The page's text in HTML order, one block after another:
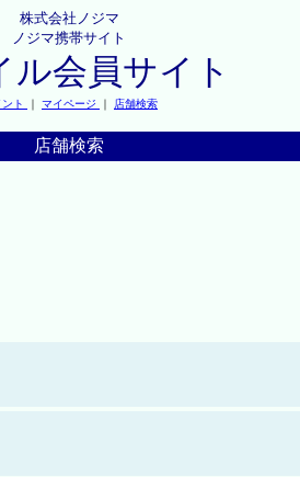
株式会社ノジマ
ノジマ携帯サイト
ル会員サイト
ト ｜ マイページ ｜ 店舗検索
店舗検索